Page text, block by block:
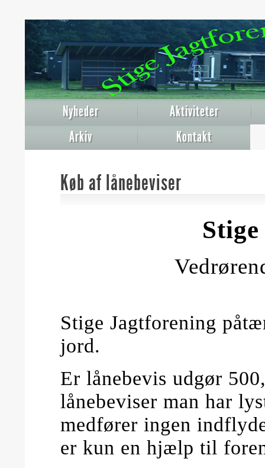
Nyheder
Aktiviteter
Arkiv
Kontakt
Køb af lånebeviser
Stige Jagtforening
jord.
Er lånebevis udgør
lånebeviser man har
medfører ingen
er kun en hjælp til